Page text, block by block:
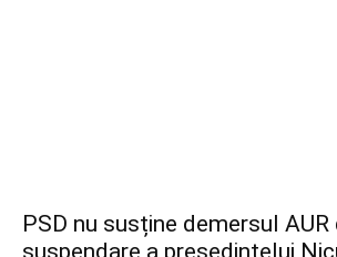
PSD nu susține demersul AUR